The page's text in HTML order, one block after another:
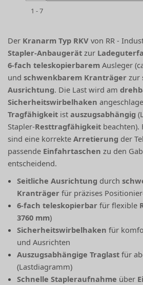
1 - 7
Der Kranarm Typ RKV von RR -
Stapler-Anbaugerät zur
6-fach teleskopierbarem Ausleger
undschwenkbarem Kranträger zur
Ausrichtung. Die Last wird am
Sicherheitswirbelhaken
Tragfähigkeit istauszugsabhängig
Stapler-Resttragfähigkeit beachten).
sind eine korrekteArretierung der
passende Einfahrtaschen zu den
entscheidend.
Seitliche Ausrichtung durch
Kranträger für präzises
6-fach teleskopierbar für flexible
3760 mm)
Sicherheitswirbelhaken für
und Ausrichten
Auszugsabhängige Traglast für
(Lastdiagramm)
Schnelle Stapleraufnahme über